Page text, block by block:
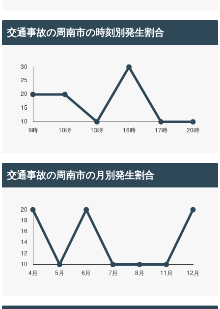
交通事故の周南市の時刻別発生割合
交通事故の周南市の月別発生割合